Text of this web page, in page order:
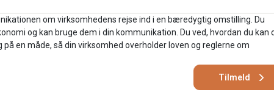
om virksomhedens rejse ind i en bæredygtig omstilling. Du
og kan bruge dem i din kommunikation. Du ved, hvordan du kan
en måde, så din virksomhed overholder loven og reglerne om
Tilmeld